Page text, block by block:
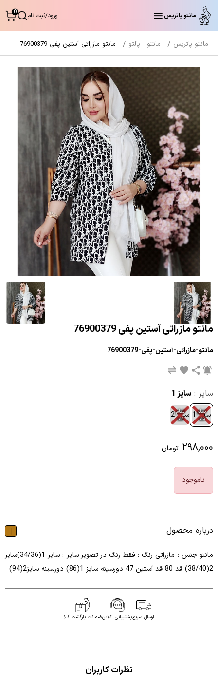
مانتو پاتریس ورود/ثبت نام 0
مانتو پاتریس مانتو - پالتو مانتو مازراتی آستین پفی 76900379
مانتو مازراتی آستین پفی 76900379
مانتو-مازراتی-آستین-پفی-76900379
سایز : سایز 1
سایز 1
تمام
شد
سایز 2
تمام
شد
۲۹۸,۰۰۰ تومان
ناموجود
درباره محصول
مانتو جنس : مازراتی رنگ : فقط رنگ در تصویر سایز : سایز 1(34/36)سایز
2(38/40) قد 80 قد آستین 47 دورسینه سایز 1(86) دورسینه سایز2(94)
ارسال سریعپشتیبانی آنلاینضمانت بازگشت کالا
نظرات کاربران